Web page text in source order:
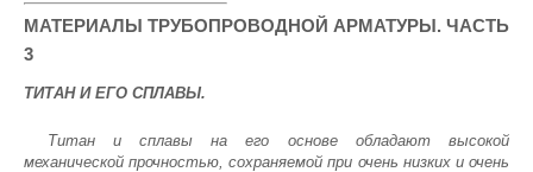
МАТЕРИАЛЫ ТРУБОПРОВОДНОЙ АРМАТУРЫ. ЧАСТЬ
3
ТИТАН И ЕГО СПЛАВЫ.
Титан и сплавы на его основе обладают высокой
механической прочностью, сохраняемой при очень низких и очень